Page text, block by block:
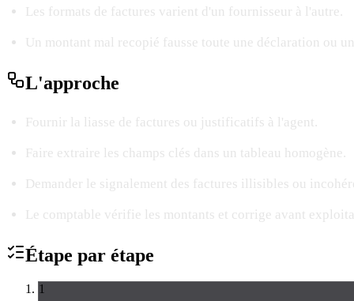
Les formats de factures varient d'un fournisseur à l'autre.
Un montant mal recopié fausse toute une déclaration ou un
L'approche
Fournir la liasse de factures ou justificatifs à l'agent.
Faire extraire les champs clés dans un tableau homogène.
Demander le signalement des factures illisibles ou
Le comptable vérifie les montants et corrige avant
Étape par étape
1